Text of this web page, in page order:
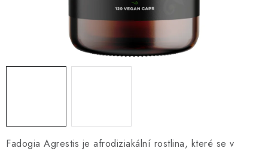
Fadogia Agrestis je afrodiziakální rostlina, které se v